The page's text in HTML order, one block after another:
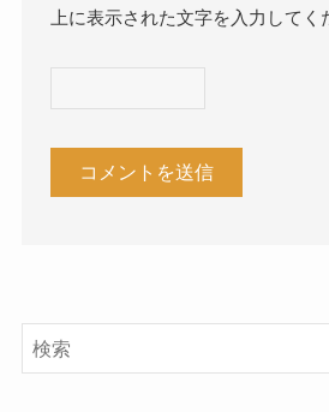
上に表示された文字を入力してく